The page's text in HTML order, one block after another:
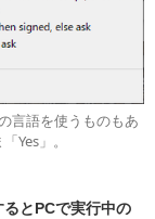
言語を使うものもあ
Yes」。
とPCで実行中の